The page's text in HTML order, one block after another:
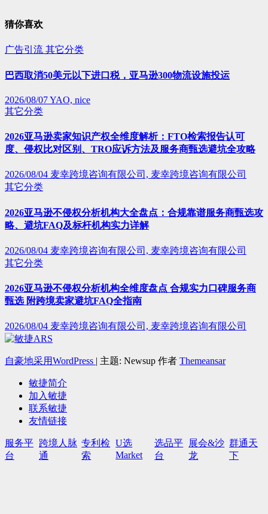
猜你喜欢
广告引流 其它分类
巴西取消50美元以下进口税，亚马逊300物流设施投运
2026/08/07YAO, nice
其它分类
2026亚马逊卖家知识产权全维度解析：FTO检索报告认可
度、侵权比对区别、TRO应诉方法及服务商甄选避坑全攻略
2026/08/04 麦幸跨境咨询有限公司, 麦幸跨境咨询有限公司
其它分类
2026亚马逊不侵权分析机构大全盘点：合规靠谱服务商甄选攻
略、避坑FAQ及标杆机构实力详解
2026/08/04 麦幸跨境咨询有限公司, 麦幸跨境咨询有限公司
其它分类
2026亚马逊不侵权分析机构全维度盘点 合规实力口碑服务商
甄选 附跨境卖家避坑FAQ全指南
2026/08/04 麦幸跨境咨询有限公司, 麦幸跨境咨询有限公司
自豪地采用WordPress | 主题: Newsup 作者 Themeansar
敏捷简介
加入敏捷
联系敏捷
友情链接
服务平
台
跨境人脉
通
专利检
索
U选
Market
选品平
台
展会&沙
龙
群通天
下